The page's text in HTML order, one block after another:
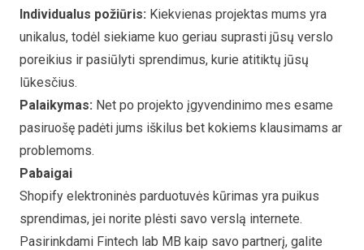
Individualus požiūris: Kiekvienas projektas mums yra
unikalus, todėl siekiame kuo geriau suprasti jūsų verslo
poreikius ir pasiūlyti sprendimus, kurie atitiktų jūsų
lūkesčius.
Palaikymas: Net po projekto įgyvendinimo mes esame
pasiruošę padėti jums iškilus bet kokiems klausimams ar
problemoms.
Pabaigai
Shopify elektroninės parduotuvės kūrimas yra puikus
sprendimas, jei norite plėsti savo verslą internete.
Pasirinkdami Fintech lab MB kaip savo partnerį, galite